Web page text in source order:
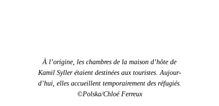
À l’origine, les cham­bres de la mai­son d’hôte de
Kamil Syller étaient des­tinées aux touristes. Aujour­
d’hui, elles accueil­lent tem­po­raire­ment des réfugiés.
©Polska/Chloé Fer­reux